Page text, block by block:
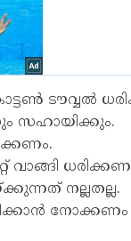
ടൗവ്വൽ
സഹായിക്കും.
നല്ലതല്ല.
നോക്കണം